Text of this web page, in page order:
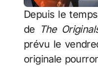
Depuis le
de The
prévu le
originale